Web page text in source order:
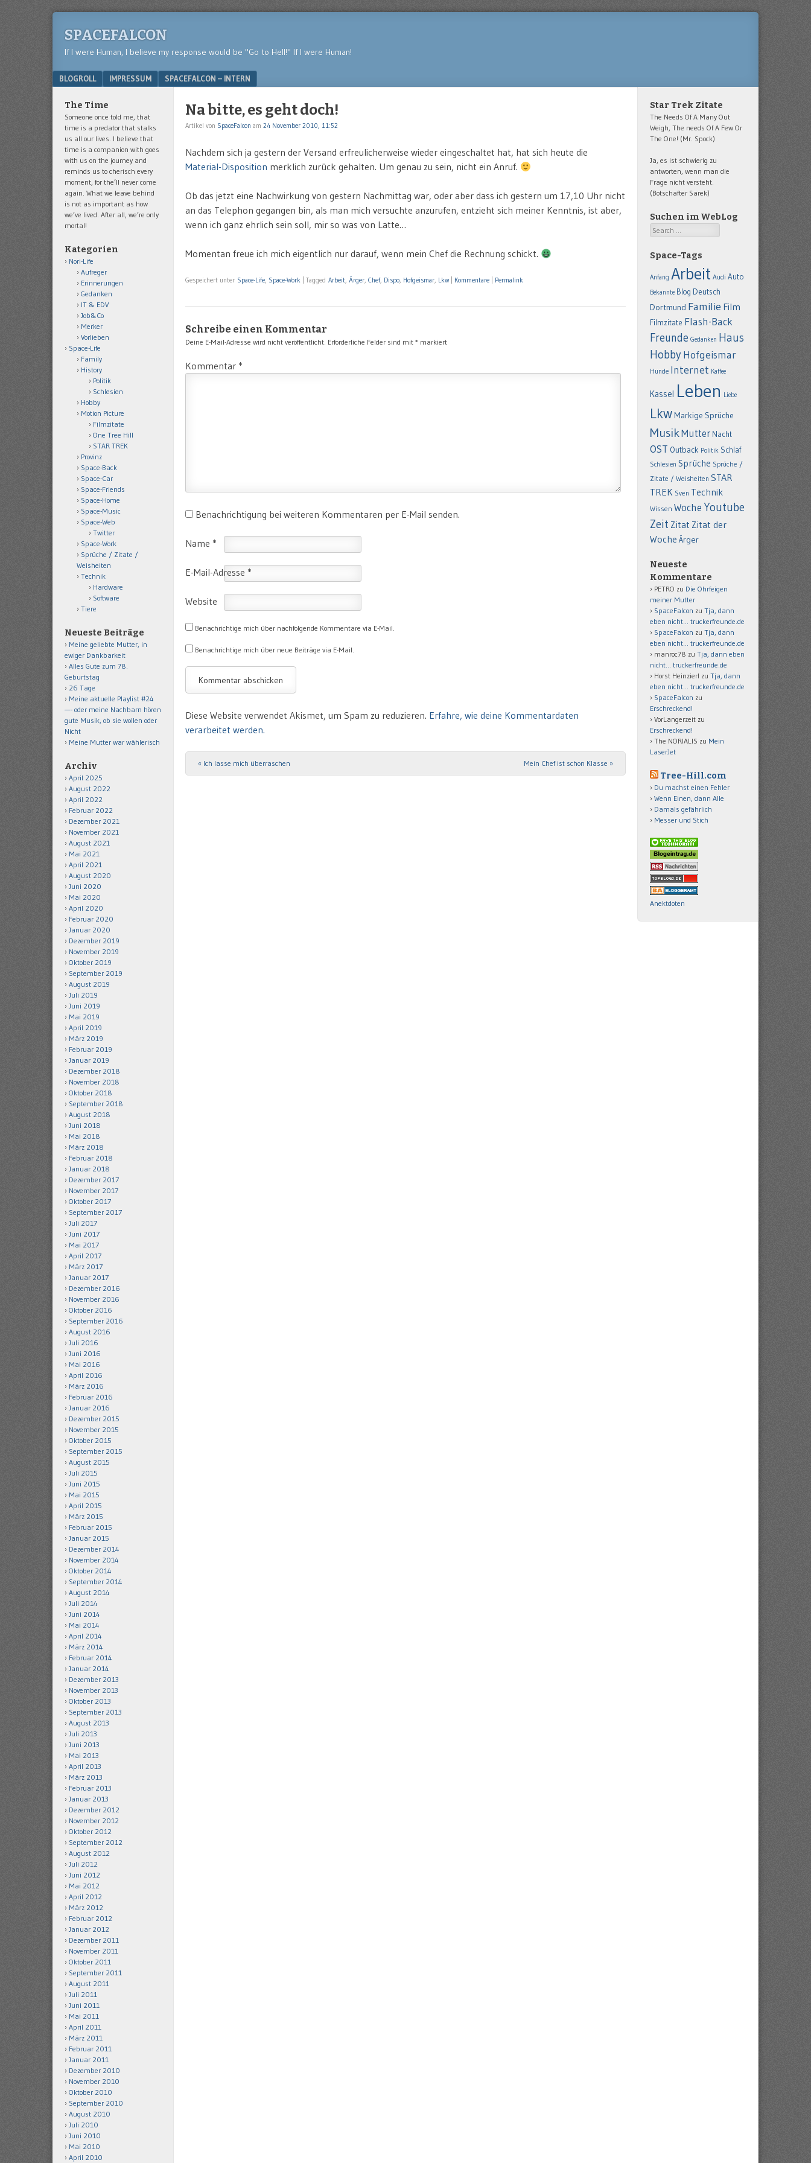
SPACEFALCON
If I were Human, I believe my response would be "Go to Hell!" If I were Human!
Menu
SKIP TO CONTENT
BLOGROLL IMPRESSUM SPACEFALCON – INTERN
Na bitte, es geht doch!
Artikel von SpaceFalcon am 24 November 2010, 11:52
Nachdem sich ja gestern der Versand erfreulicherweise wieder eingeschaltet hat, hat sich heute die
Material-Disposition merklich zurück gehalten. Um genau zu sein, nicht ein Anruf.
Ob das jetzt eine Nachwirkung von gestern Nachmittag war, oder aber dass ich gestern um 17,10 Uhr nicht
an das Telephon gegangen bin, als man mich versuchte anzurufen, entzieht sich meiner Kenntnis, ist aber,
wenn ich ganz ehrlich sein soll, mir so was von Latte…
Momentan freue ich mich eigentlich nur darauf, wenn mein Chef die Rechnung schickt.
Gespeichert unter Space-Life, Space-Work Tagged Arbeit, Ärger, Chef, Dispo, Hofgeismar, Lkw Kommentare Permalink
Schreibe einen Kommentar
Deine E-Mail-Adresse wird nicht veröffentlicht. Erforderliche Felder sind mit * markiert
Kommentar *
Benachrichtigung bei weiteren Kommentaren per E-Mail senden.
Name *
E-Mail-Adresse *
Website
Benachrichtige mich über nachfolgende Kommentare via E-Mail.
Benachrichtige mich über neue Beiträge via E-Mail.
Diese Website verwendet Akismet, um Spam zu reduzieren. Erfahre, wie deine Kommentardaten
verarbeitet werden.
Post navigation
« Ich lasse mich überraschen Mein Chef ist schon Klasse »
The Time
Someone once told me, that
time is a predator that stalks
us all our lives. I believe that
time is a companion with goes
with us on the journey and
reminds us to cherisch every
moment, for the’ll never come
again. What we leave behind
is not as important as how
we’ve lived. After all, we’re only
mortal!
Kategorien
Nori-Life
Aufreger
Erinnerungen
Gedanken
IT & EDV
Job&Co
Merker
Vorlieben
Space-Life
Family
History
Politik
Schlesien
Hobby
Motion Picture
Filmzitate
One Tree Hill
STAR TREK
Provinz
Space-Back
Space-Car
Space-Friends
Space-Home
Space-Music
Space-Web
Twitter
Space-Work
Sprüche / Zitate /
Weisheiten
Technik
Hardware
Software
Tiere
Neueste Beiträge
Meine geliebte Mutter, in
ewiger Dankbarkeit
Alles Gute zum 78.
Geburtstag
26 Tage
Meine aktuelle Playlist #24
—- oder meine Nachbarn hören
gute Musik, ob sie wollen oder
Nicht
Meine Mutter war wählerisch
Archiv
April 2025
August 2022
April 2022
Februar 2022
Dezember 2021
November 2021
August 2021
Mai 2021
April 2021
August 2020
Juni 2020
Mai 2020
April 2020
Februar 2020
Januar 2020
Dezember 2019
November 2019
Oktober 2019
September 2019
August 2019
Juli 2019
Juni 2019
Mai 2019
April 2019
März 2019
Februar 2019
Januar 2019
Dezember 2018
November 2018
Oktober 2018
September 2018
August 2018
Juni 2018
Mai 2018
März 2018
Februar 2018
Januar 2018
Dezember 2017
November 2017
Oktober 2017
September 2017
Juli 2017
Juni 2017
Mai 2017
April 2017
März 2017
Januar 2017
Dezember 2016
November 2016
Oktober 2016
September 2016
August 2016
Juli 2016
Juni 2016
Mai 2016
April 2016
März 2016
Februar 2016
Januar 2016
Dezember 2015
November 2015
Oktober 2015
September 2015
August 2015
Juli 2015
Juni 2015
Mai 2015
April 2015
März 2015
Februar 2015
Januar 2015
Dezember 2014
November 2014
Oktober 2014
September 2014
August 2014
Juli 2014
Juni 2014
Mai 2014
April 2014
März 2014
Februar 2014
Januar 2014
Dezember 2013
November 2013
Oktober 2013
September 2013
August 2013
Juli 2013
Juni 2013
Mai 2013
April 2013
März 2013
Februar 2013
Januar 2013
Dezember 2012
November 2012
Oktober 2012
September 2012
August 2012
Juli 2012
Juni 2012
Mai 2012
April 2012
März 2012
Februar 2012
Januar 2012
Dezember 2011
November 2011
Oktober 2011
September 2011
August 2011
Juli 2011
Juni 2011
Mai 2011
April 2011
März 2011
Februar 2011
Januar 2011
Dezember 2010
November 2010
Oktober 2010
September 2010
August 2010
Juli 2010
Juni 2010
Mai 2010
April 2010
Star Trek Zitate
The Needs Of A Many Out
Weigh, The needs Of A Few Or
The One! (Mr. Spock)
Ja, es ist schwierig zu
antworten, wenn man die
Frage nicht versteht.
(Botschafter Sarek)
Suchen im WebLog
Search
Space-Tags
Anfang Arbeit Audi Auto
Bekannte Blog Deutsch
Dortmund Familie Film
Filmzitate Flash-Back
Freunde Gedanken Haus
HobbyHofgeismar
Hunde Internet Kaffee
Kassel Leben Liebe
LkwMarkige Sprüche
MusikMutter Nacht
OST Outback Politik Schlaf
Schlesien Sprüche Sprüche /
Zitate / Weisheiten STAR
TREK Sven Technik
Wissen Woche Youtube
Zeit Zitat Zitat der
Woche Ärger
Neueste
Kommentare
PETRO zu Die Ohrfeigen
meiner Mutter
SpaceFalcon zu Tja, dann
eben nicht… truckerfreunde.de
SpaceFalcon zu Tja, dann
eben nicht… truckerfreunde.de
manroc78 zu Tja, dann eben
nicht… truckerfreunde.de
Horst Heinzierl zu Tja, dann
eben nicht… truckerfreunde.de
SpaceFalcon zu
Erschreckend!
VorLangerzeit zu
Erschreckend!
The NORIALIS zu Mein
LaserJet
Tree-Hill.com
Du machst einen Fehler
Wenn Einen, dann Alle
Damals gefährlich
Messer und Stich
Anektdoten